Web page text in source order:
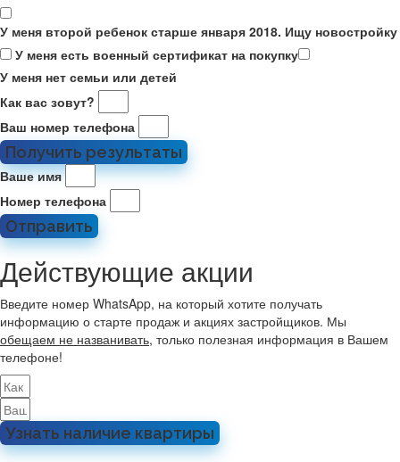
У меня второй ребенок старше января 2018. Ищу новостройку
У меня есть военный сертификат на покупку
У меня нет семьи или детей
Как вас зовут?
Ваш номер телефона
Получить результаты
Ваше имя
Номер телефона
Отправить
Действующие акции
Введите номер WhatsApp, на который хотите получать
информацию о старте продаж и акциях застройщиков. Мы
обещаем не названивать, только полезная информация в Вашем
телефоне!
Узнать наличие квартиры